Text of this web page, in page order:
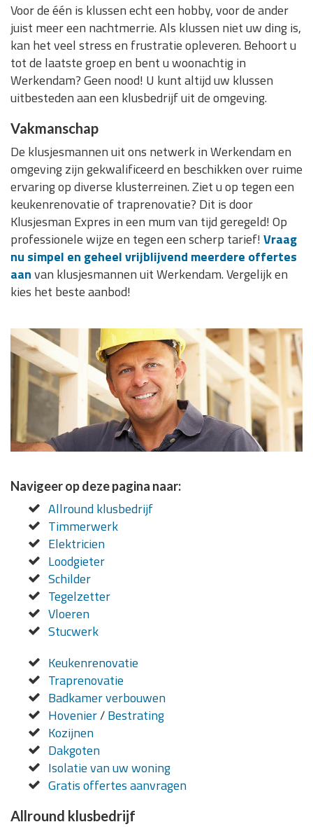
Voor de één is klussen echt een hobby, voor de ander
juist meer een nachtmerrie. Als klussen niet uw ding is,
kan het veel stress en frustratie opleveren. Behoort u
tot de laatste groep en bent u woonachtig in
Werkendam? Geen nood! U kunt altijd uw klussen
uitbesteden aan een klusbedrijf uit de omgeving.
Vakmanschap
De klusjesmannen uit ons netwerk in Werkendam en
omgeving zijn gekwalificeerd en beschikken over ruime
ervaring op diverse klusterreinen. Ziet u op tegen een
keukenrenovatie of traprenovatie? Dit is door
Klusjesman Expres in een mum van tijd geregeld! Op
professionele wijze en tegen een scherp tarief! Vraag
nu simpel en geheel vrijblijvend meerdere offertes
aanvan klusjesmannen uit Werkendam. Vergelijk en
kies het beste aanbod!
Navigeer op deze pagina naar:
Allround klusbedrijf
Timmerwerk
Elektricien
Loodgieter
Schilder
Tegelzetter
Vloeren
Stucwerk
Keukenrenovatie
Traprenovatie
Badkamer verbouwen
Hovenier/Bestrating
Kozijnen
Dakgoten
Isolatie van uw woning
Gratis offertes aanvragen
Allround klusbedrijf